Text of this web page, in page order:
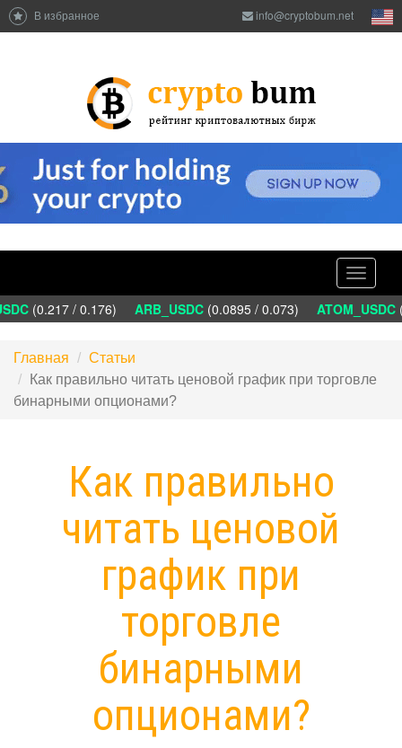
В избранное info@cryptobum.net
Toggle
(0.217 / 0.176) ARB_USDC(0.0895 / 0.073) ATOM_USDC
Главная
Статьи
Как правильно читать ценовой график при торговле
бинарными опционами?
Как правильно
читать ценовой
график при
торговле
бинарными
опционами?